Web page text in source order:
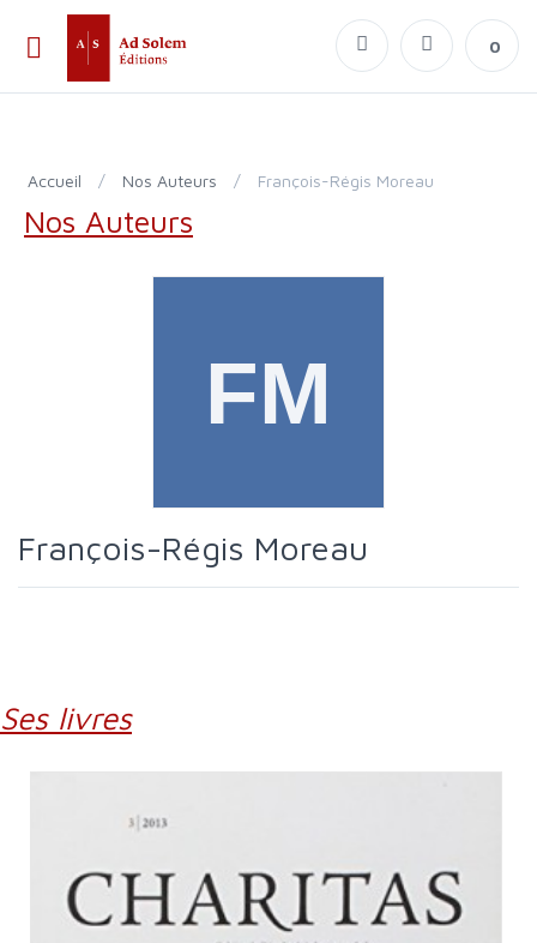
0
Accueil / Nos Auteurs / François-Régis Moreau
Nos Auteurs
François-Régis Moreau
Ses livres